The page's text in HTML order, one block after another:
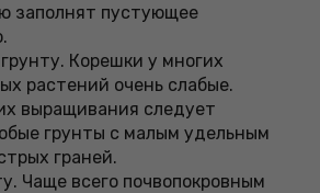
заполнят пустующее
Корешки у многих
растений очень слабые.
выращивания следует
грунты с малым удельным
граней.
Чаще всего почвопокровным